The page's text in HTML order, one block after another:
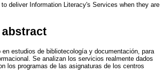
deliver Information Literacy's Services when they are
estudios de bibliotecología y documentación, para
Se analizan los servicios realmente dados
los programas de las asignaturas de los centros